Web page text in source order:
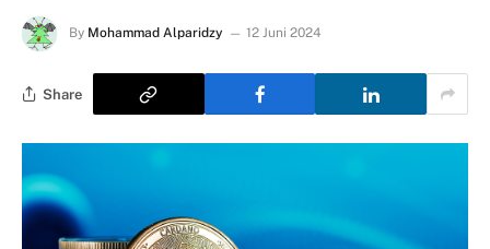
By Mohammad Alparidzy 12 Juni 2024
Share